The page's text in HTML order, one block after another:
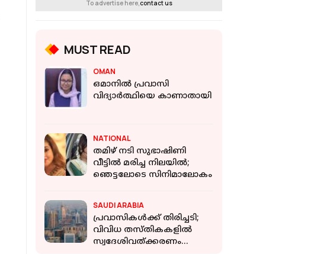
To advertise here, contact us
MUST READ
OMAN
ഒമാനിൽ പ്രവാസി
വിദ്യാർത്ഥിയെ കാണാതായി
NATIONAL
തമിഴ് നടി സുഭാഷിണി
വീട്ടിൽ മരിച്ച നിലയിൽ;
ഞെട്ടലോടെ സിനിമാലോകം
SAUDI ARABIA
പ്രവാസികൾക്ക് തിരിച്ചടി;
വിവിധ തസ്തികകളിൽ
സ്വദേശിവത്ക്കരണം